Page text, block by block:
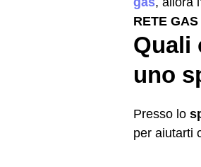
RETE GAS
Quali
uno
Presso lo
per aiutarti